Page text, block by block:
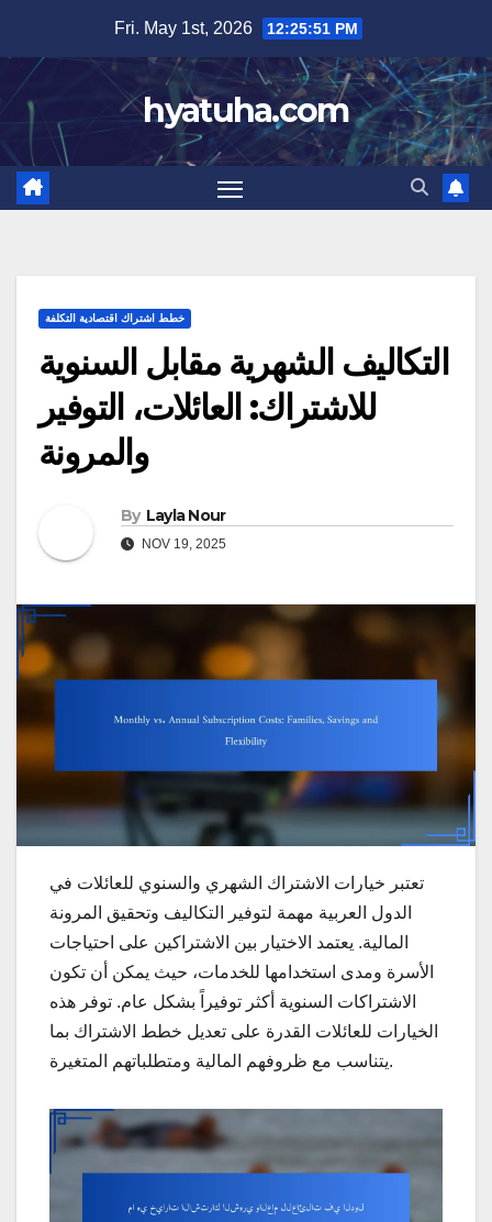
content
Fri. May 1st, 2026 12:25:52 PM
hyatuha.com
خطط اشتراك اقتصادية التكلفة
التكاليف الشهرية مقابل السنوية
للاشتراك: العائلات، التوفير
والمرونة
By Layla Nour
NOV 19, 2025
تعتبر خيارات الاشتراك الشهري والسنوي للعائلات في
الدول العربية مهمة لتوفير التكاليف وتحقيق المرونة
المالية. يعتمد الاختيار بين الاشتراكين على احتياجات
الأسرة ومدى استخدامها للخدمات، حيث يمكن أن تكون
الاشتراكات السنوية أكثر توفيراً بشكل عام. توفر هذه
الخيارات للعائلات القدرة على تعديل خطط الاشتراك بما
يتناسب مع ظروفهم المالية ومتطلباتهم المتغيرة.